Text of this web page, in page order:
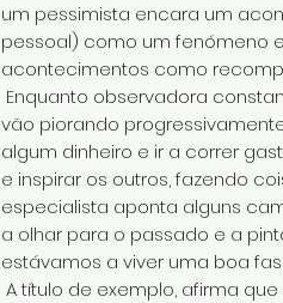
um pessimista encara um
pessoal) como um fenómeno
acontecimentos como
Enquanto observadora
vão piorando
algum dinheiro e ir a correr
e inspirar os outros, fazendo
especialista aponta alguns
a olhar para o passado e a
estávamos a viver uma boa
A título de exemplo, afirma